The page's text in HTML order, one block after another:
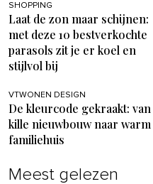
SHOPPING
Laat de zon maar schijnen:
met deze 10 bestverkochte
parasols zit je er koel en
stijlvol bij
VTWONEN DESIGN
De kleurcode gekraakt: van
kille nieuwbouw naar warm
familiehuis
Meest gelezen